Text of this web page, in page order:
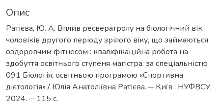
Опис
Ратієва, Ю. А. Вплив ресвератролу на біологічний вік
чоловіків другого періоду зрілого віку, що займаються
оздоровчим фітнесом : кваліфікаційна робота на
здобуття освітнього ступеня магістра: за спеціальністю
091 Біологія, освітньою програмою «Спортивна
дієтологія» / Юлія Анатоліївна Ратієва. ─ Київ : НУФВСУ,
2024. ─ 115 с.